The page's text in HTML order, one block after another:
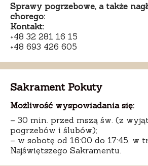
Sprawy pogrzebowe, a także
chorego:
Kontakt:
+48 32 281 16 15
+48 693 426 605
Sakrament Pokuty
Możliwość wyspowiadania się:
– 30 min. przed mszą św. (z
pogrzebów i ślubów);
– w sobotę od 16:00 do 17:45, w
Najświętszego Sakramentu.